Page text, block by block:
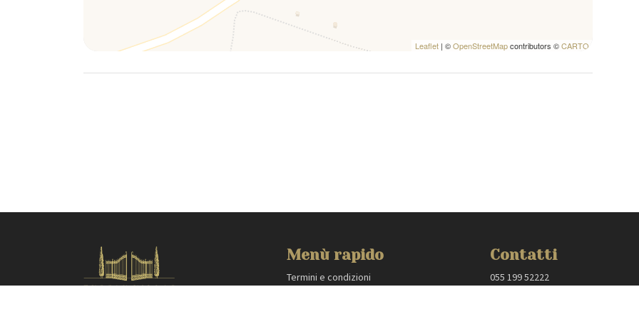
Leaflet | ©OpenStreetMapcontributors ©CARTO
Menù rapido
Termini e condizioni
Contatti
055 199 52222